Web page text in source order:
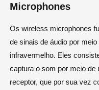
Microphones
Os wireless microphones
de sinais de áudio por
infravermelho. Eles
captura o som por meio de
receptor, que por sua vez